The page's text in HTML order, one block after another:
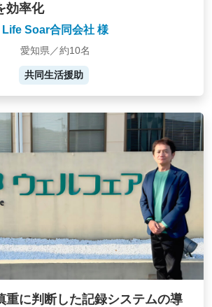
効率化
Life Soar合同会社 様
愛知県／約10名
共同生活援助
重に判断した記録システムの導